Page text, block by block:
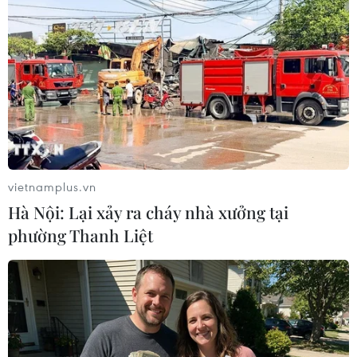
thời điểm bitcoin trải qua một trong những đợt
điều chỉnh sâu nhất trong nhiều năm.
Mức đỉnh lịch sử của bitcoin được thiết lập chỉ
vài ngày trước khi thị trường tiền số bước vào
giai đoạn bán tháo kéo dài. Hàng tỷ USD vị thế
đầu cơ bị thanh lý đã khiến thị trường trở nên
mong manh hơn trước các cú sốc.
Trong khi đó, cuộc xung đột tại Iran làm suy
giảm nhu cầu rủi ro của giới đầu tư. Bitcoin
không còn được hưởng lợi như trước, trong khi
thị trường chứng khoán lại thu hút sự chú ý nhờ
làn sóng tăng trưởng mạnh của các doanh
nghiệp AI.
Cùng lúc đó, những lo ngại mới về lạm phát
vietnamplus.vn
Hà Nội: Lại xảy ra cháy nhà xưởng tại
phường Thanh Liệt